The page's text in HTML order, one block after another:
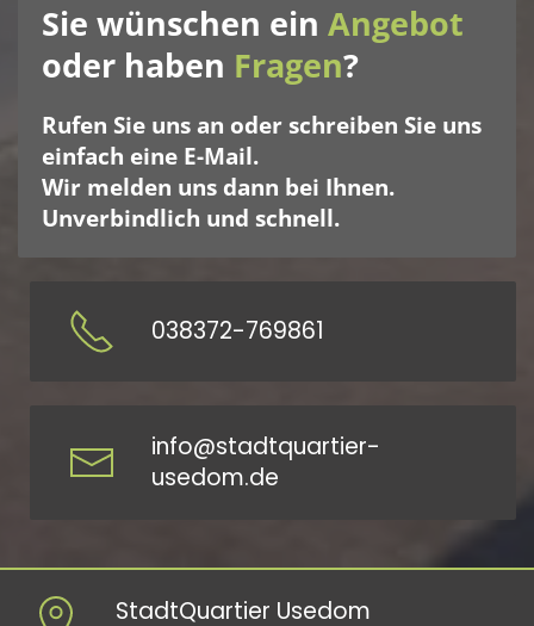
038372-769861
info@stadtquartier-
usedom.de
Sie wünschen ein Angebot
oder haben Fragen?
Rufen Sie uns an oder schreiben Sie uns
einfach eine E-Mail.
Wir melden uns dann bei Ihnen.
Unverbindlich und schnell.
StadtQuartier Usedom